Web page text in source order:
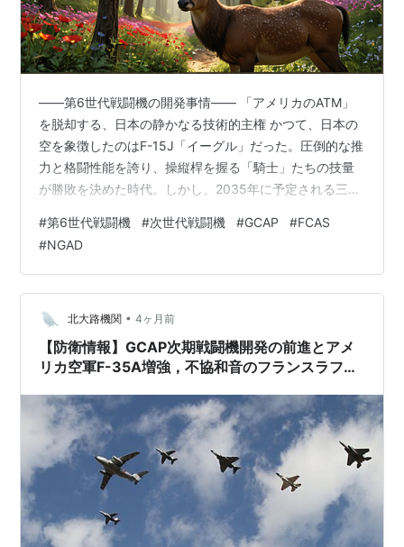
——第6世代戦闘機の開発事情—— 「アメリカのATM」
を脱却する、日本の静かなる技術的主権 かつて、日本の
空を象徴したのはF-15J「イーグル」だった。圧倒的な推
力と格闘性能を誇り、操縦桿を握る「騎士」たちの技量
が勝敗を決めた時代。しかし、2035年に予定される三菱
我々の想像を絶する場所へとシフトしている。 現在、日
本が英国・イタリアと取り組む「第6世代戦闘機」開発プ
ロジェクト、通称GCAP（グローバル戦闘航空プログラ
ム）。これは単なる新型機の開発ではない。戦後、長ら
く続いた「対米一辺倒」という呪縛からの、冷徹な脱却
劇である。 1. F-2…
#第6世代戦闘機 #次世代戦闘機 #GCAP #FCAS
#NGAD
北大路機関 • 4ヶ月前
【防衛情報】GCAP次期戦闘機開発の前進とアメ
リカ空軍F-35A増強，不協和音のフランスラファ